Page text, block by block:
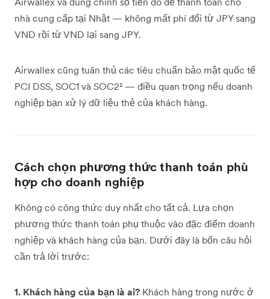
nhà cung cấp tại Nhật — không mất phí đổi từ JPY sang
VND rồi từ VND lại sang JPY.
Airwallex cũng tuân thủ các tiêu chuẩn bảo mật quốc tế
PCI DSS, SOC1 và SOC2² — điều quan trọng nếu doanh
nghiệp bạn xử lý dữ liệu thẻ của khách hàng.
Cách chọn phương thức thanh toán phù
hợp cho doanh nghiệp
Không có công thức duy nhất cho tất cả. Lựa chọn
phương thức thanh toán phụ thuộc vào đặc điểm doanh
nghiệp và khách hàng của bạn. Dưới đây là bốn câu hỏi
cần trả lời trước:
1. Khách hàng của bạn là ai? Khách hàng trong nước ở